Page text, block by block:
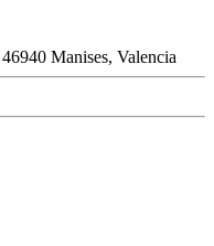
Manises, Valencia